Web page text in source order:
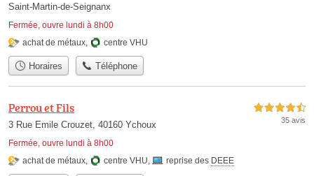
Saint-Martin-de-Seignanx
Fermée, ouvre lundi à 8h00
achat de métaux, centre VHU
Horaires Téléphone
Perrou et Fils
3 Rue Emile Crouzet, 40160 Ychoux
Fermée, ouvre lundi à 8h00
4,5 étoiles sur 5
35 avis
achat de métaux, centre VHU, reprise des DEEE